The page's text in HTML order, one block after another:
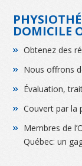
DOMICILE
Obtenez des
Nous offrons
Évaluation,
Couvert par la
Membres de
Québec: un